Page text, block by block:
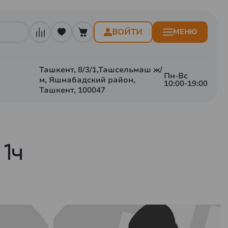
ВОЙТИ МЕНЮ
Ташкент, 8/3/1,Ташсельмаш ж/
м, Яшнабадский район,
Ташкент, 100047
Пн-Вс
10:00-19:00